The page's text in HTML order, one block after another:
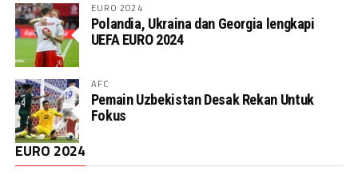
EURO 2024
Polandia, Ukraina dan Georgia lengkapi
UEFA EURO 2024
AFC
Pemain Uzbekistan Desak Rekan Untuk
Fokus
EURO 2024